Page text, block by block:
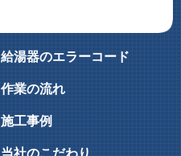
給湯器のエラーコード
作業の流れ
施工事例